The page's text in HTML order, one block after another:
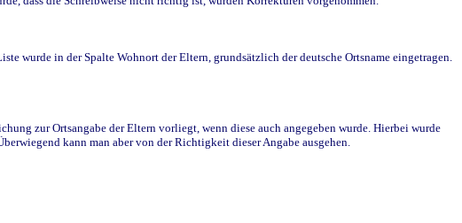
wurde in der Spalte Wohnort der Eltern, grundsätzlich der deutsche Ortsname eingetragen.
zur Ortsangabe der Eltern vorliegt, wenn diese auch angegeben wurde. Hierbei wurde
kann man aber von der Richtigkeit dieser Angabe ausgehen.